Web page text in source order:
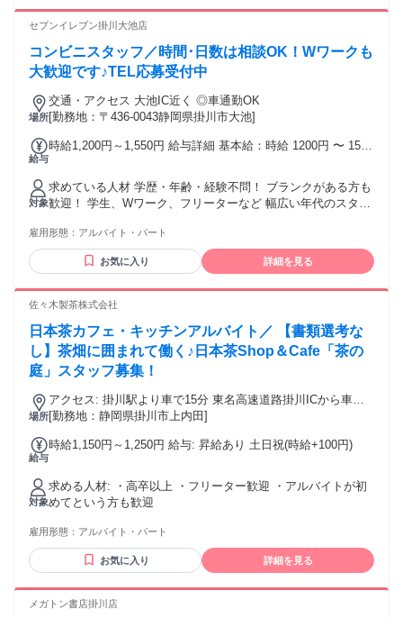
セブンイレブン掛川大池店
コンビニスタッフ／時間･日数は相談OK！Wワークも
大歓迎です♪TEL応募受付中
場所
交通・アクセス 大池IC近く ◎車通勤OK
[勤務地：〒436-0043静岡県掛川市大池]
給与
時給1,200円～1,550円 給与詳細 基本給：時給 1200円 〜 1550
・22:00～24:00…時給1550円 ・22:00～翌6:00…時給1550円
・8:00～20:00（※土日のみ） …時給1200円 ⭐危険物取扱者
(乙4)資格を お持ちの方は時給＋150円！
対象
求めている人材 学歴・年齢・経験不問！ ブランクがある方も
歓迎！ 学生、Wワーク、フリーターなど 幅広い年代のスタッ
＋150円！
雇用形態： アルバイト・パート
お気に入り 詳細を見る
佐々木製茶株式会社
日本茶カフェ・キッチンアルバイト／ 【書類選考な
し】茶畑に囲まれて働く♪日本茶Shop＆Cafe「茶の
庭」スタッフ募集！
場所
アクセス: 掛川駅より車で15分 東名高速道路掛川ICから車で
10分 東名高速道路菊川ICから車で15分
[勤務地：静岡県掛川市上内田]
給与
時給1,150円～1,250円 給与: 昇給あり 土日祝(時給+100円)
対象
求める人材: ・高卒以上 ・フリーター歓迎 ・アルバイトが初
めてという方も歓迎
雇用形態： アルバイト・パート
お気に入り 詳細を見る
メガトン書店掛川店